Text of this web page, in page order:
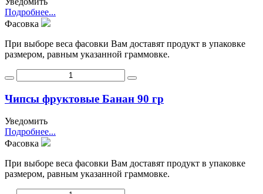
Подробнее...
Фасовка
При выборе веса фасовки Вам доставят продукт в упаковке
размером, равным указанной граммовке.
Чипсы фруктовые Банан 90 гр
Уведомить
Подробнее...
Фасовка
При выборе веса фасовки Вам доставят продукт в упаковке
размером, равным указанной граммовке.